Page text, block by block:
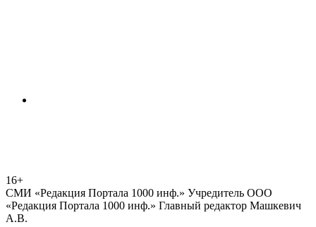
16+
СМИ «Редакция Портала 1000 инф.» Учредитель ООО
«Редакция Портала 1000 инф.» Главный редактор Машкевич
А.В.